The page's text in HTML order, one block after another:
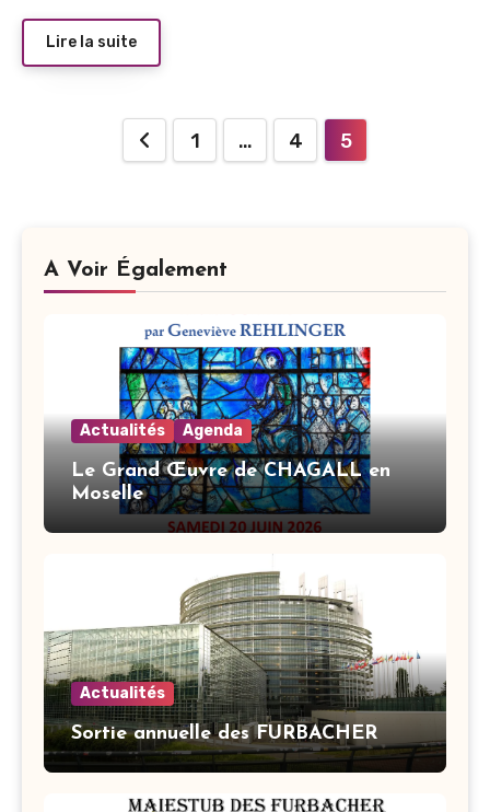
Lire la suite
Pagination
1 … 4 5
A Voir Également
Actualités Agenda
Le Grand Œuvre de CHAGALL en
Moselle
Actualités
Sortie annuelle des FURBACHER